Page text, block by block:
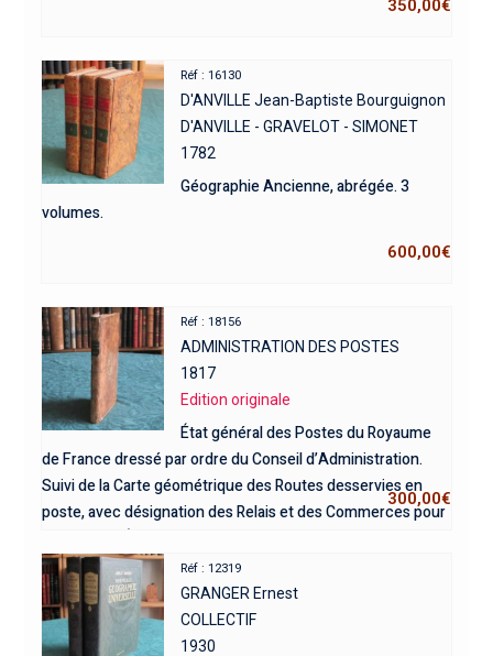
350,00€
Réf : 16130
D'ANVILLE Jean-Baptiste Bourguignon
D'ANVILLE - GRAVELOT - SIMONET
1782
Géographie Ancienne, abrégée. 3
volumes.
600,00€
Réf : 18156
ADMINISTRATION DES POSTES
1817
Edition originale
État général des Postes du Royaume
de France dressé par ordre du Conseil d’Administration.
Suivi de la Carte géométrique des Routes desservies en
poste, avec désignation des Relais et des Commerces pour
300,00€
Réf : 12319
GRANGER Ernest
COLLECTIF
1930